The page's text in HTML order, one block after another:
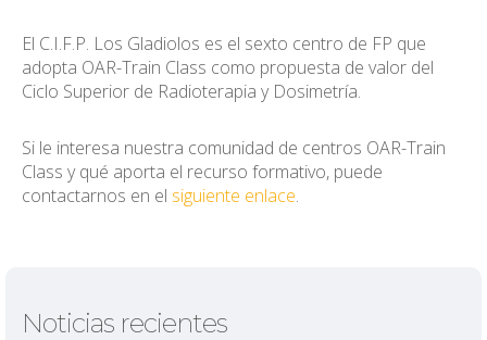
El C.I.F.P. Los Gladiolos es el sexto centro de FP que
adopta OAR-Train Class como propuesta de valor del
Ciclo Superior de Radioterapia y Dosimetría.
Si le interesa nuestra comunidad de centros OAR-Train
Class y qué aporta el recurso formativo, puede
contactarnos en el siguiente enlace.
Noticias recientes